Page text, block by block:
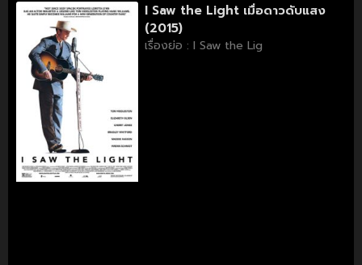
I Saw the Light เมื่อดาวดับแสง
(2015)
เรื่องย่อ : I Saw the Lig